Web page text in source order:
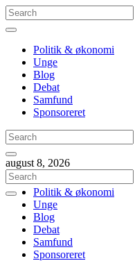
Politik & økonomi
Unge
Blog
Debat
Samfund
Sponsoreret
august 8, 2026
Politik & økonomi
Unge
Blog
Debat
Samfund
Sponsoreret